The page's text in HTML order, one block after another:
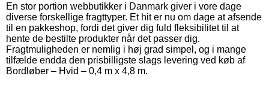
En stor portion webbutikker i Danmark giver i vore dage
diverse forskellige fragttyper. Et hit er nu om dage at afsende
til en pakkeshop, fordi det giver dig fuld fleksibilitet til at
hente de bestilte produkter når det passer dig.
Fragtmuligheden er nemlig i høj grad simpel, og i mange
tilfælde endda den prisbilligste slags levering ved køb af
Bordløber – Hvid – 0,4 m x 4,8 m.